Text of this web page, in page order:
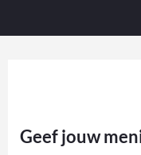
Geef jouw